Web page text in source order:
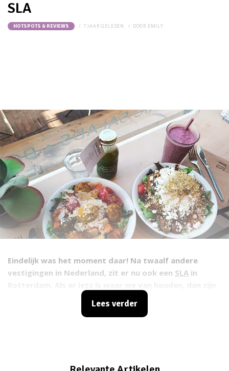
SLA
HOTSPOTS & REVIEWS 7 JAAR GELEDEN DOOR EMILY
Eindelijk was het moment daar! Na twaalf andere
vestigingen in Nederland, zit er nu ook een SLA in
het wel goed gevulde salades, dus we moesten wel een
bezoekje brengen aan SLA. Lees snel meer over deze
Lees verder